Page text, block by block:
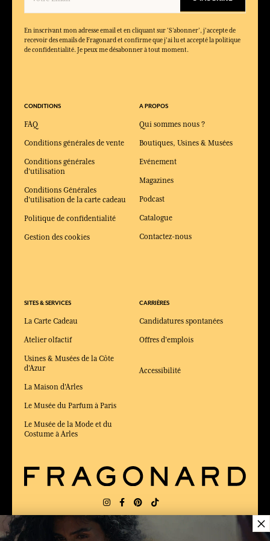
En inscrivant mon adresse email et en cliquant sur ‘S’abonner’, j'accepte de
recevoir des emails de Fragonard et confirme que j'ai lu et accepté la politique
de confidentialité. Je peux me désabonner à tout moment.
CONDITIONS
FAQ
Conditions générales de vente
Conditions générales
d'utilisation
Conditions Générales
d'utilisation de la carte cadeau
Politique de confidentialité
Gestion des cookies
SITES & SERVICES
La Carte Cadeau
Atelier olfactif
Usines & Musées de la Côte
d'Azur
La Maison d'Arles
Le Musée du Parfum à Paris
Le Musée de la Mode et du
Costume à Arles
A PROPOS
Qui sommes nous ?
Boutiques, Usines & Musées
Evénement
Magazines
Podcast
Catalogue
Contactez-nous
CARRIÈRES
Candidatures spontanées
Offres d'emplois
Accessibilité
LIVRAISON: FR LANGUE:
×